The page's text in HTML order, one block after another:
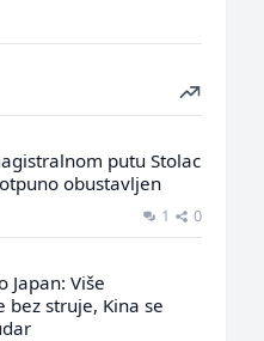
putu Stolac
obustavljen
1 0
Japan: Više
struje, Kina se